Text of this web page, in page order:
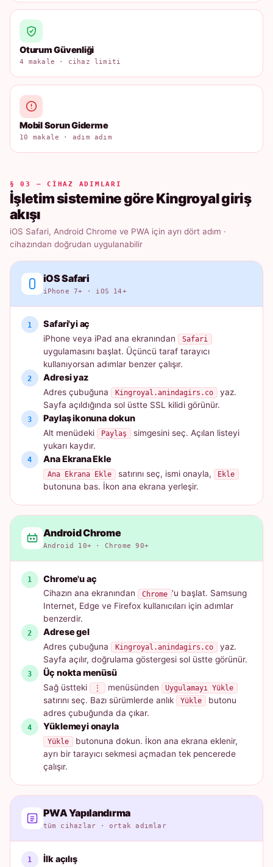
Oturum Güvenliği
4 makale · cihaz limiti
Mobil Sorun Giderme
10 makale · adım adım
§ 03 — CIHAZ ADIMLARI
İşletim sistemine göre Kingroyal giriş
akışı
iOS Safari, Android Chrome ve PWA için ayrı dört adım ·
cihazından doğrudan uygulanabilir
iOS Safari
iPhone 7+ · iOS 14+
Safari'yi aç
iPhone veya iPad ana ekranından Safari
uygulamasını başlat. Üçüncü taraf tarayıcı
kullanıyorsan adımlar benzer çalışır.
Adresi yaz
Adres çubuğuna Kingroyal.anindagirs.co
yaz.
Sayfa açıldığında sol üstte SSL kilidi görünür.
Paylaş ikonuna dokun
Alt menüdeki Paylaş
simgesini seç. Açılan listeyi
yukarı kaydır.
Ana Ekrana Ekle
Ana Ekrana Ekle satırını seç, ismi onayla, Ekle
butonuna bas. İkon ana ekrana yerleşir.
Android Chrome
Android 10+ · Chrome 90+
Chrome'u aç
Cihazın ana ekranından Chrome 'u başlat. Samsung
Internet, Edge ve Firefox kullanıcıları için adımlar
benzerdir.
Adrese gel
Adres çubuğuna Kingroyal.anindagirs.co
yaz.
Sayfa açılır, doğrulama göstergesi sol üstte görünür.
Üç nokta menüsü
Sağ üstteki ⋮ menüsünden Uygulamayı Yükle
satırını seç. Bazı sürümlerde anlık Yükle
butonu
adres çubuğunda da çıkar.
Yüklemeyi onayla
Yükle
butonuna dokun. İkon ana ekrana eklenir,
ayrı bir tarayıcı sekmesi açmadan tek pencerede
çalışır.
PWA Yapılandırma
tüm cihazlar · ortak adımlar
İlk açılış